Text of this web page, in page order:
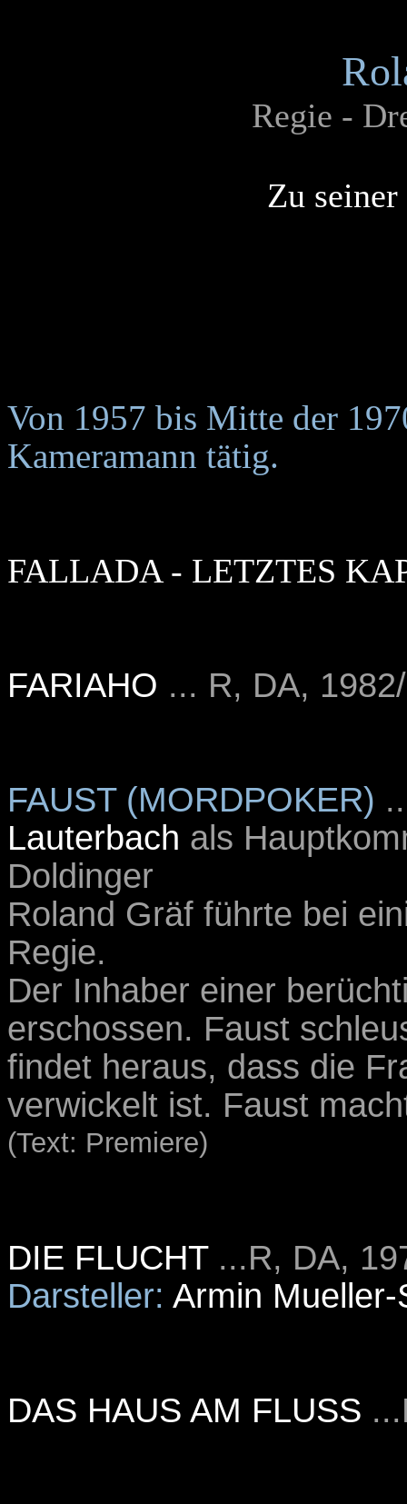
Regie -
Zu
Von 1957 bis Mitte der
Kameramann tätig.
FALLADA - LETZTES
FARIAHO ... R, DA,
FAUST (MORDPOKER)
Lauterbach als
Doldinger
Roland Gräf führte bei
Regie.
Der Inhaber einer
erschossen. Faust
findet heraus, dass die
verwickelt ist. Faust
(Text: Premiere)
DIE FLUCHT...R, DA,
Darsteller: Armin Mueller-
DAS HAUS AM FLUSS